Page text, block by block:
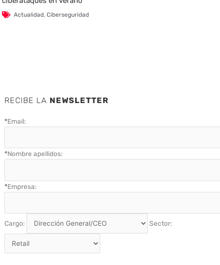
Actualidad,Ciberseguridad
RECIBE LA NEWSLETTER
*Email:
*Nombre apellidos:
*Empresa:
Cargo: Sector: